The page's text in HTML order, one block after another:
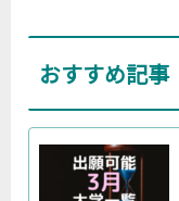
おすすめ記事